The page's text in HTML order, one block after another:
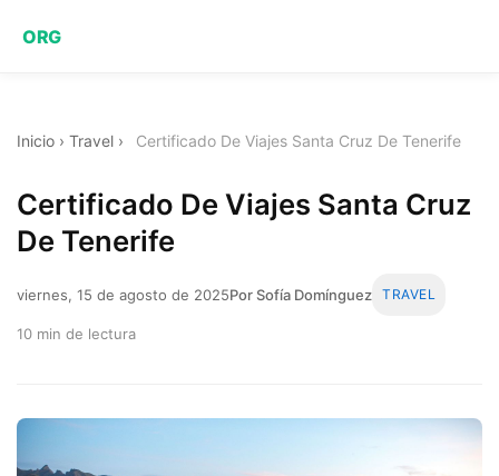
ORG
Inicio › Travel › Certificado De Viajes Santa Cruz De Tenerife
Certificado De Viajes Santa Cruz
De Tenerife
viernes, 15 de agosto de 2025Por Sofía Domínguez TRAVEL
10 min de lectura